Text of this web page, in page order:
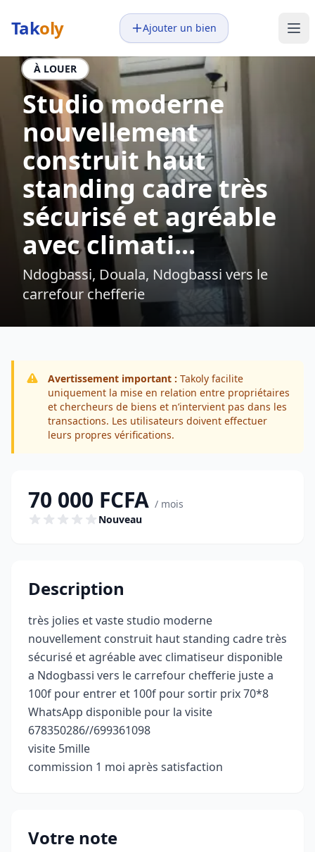
Takoly Ajouter un bien
À LOUER
Studio moderne
nouvellement
construit haut
standing cadre très
sécurisé et agréable
avec climati...
Ndogbassi, Douala, Ndogbassi vers le
carrefour chefferie
Avertissement important : Takoly facilite
uniquement la mise en relation entre propriétaires
et chercheurs de biens et n’intervient pas dans les
transactions. Les utilisateurs doivent effectuer
leurs propres vérifications.
70 000 FCFA / mois
Nouveau
Description
très jolies et vaste studio moderne
nouvellement construit haut standing cadre très
sécurisé et agréable avec climatiseur disponible
a Ndogbassi vers le carrefour chefferie juste a
100f pour entrer et 100f pour sortir prix 70*8
WhatsApp disponible pour la visite
678350286//699361098
visite 5mille
commission 1 moi après satisfaction
Votre note